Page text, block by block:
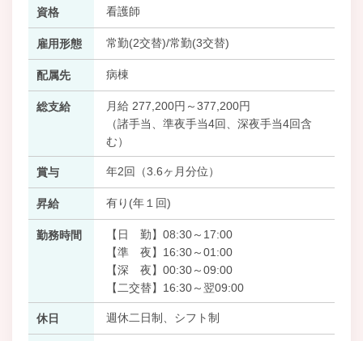
資格 看護師
雇用形態 常勤(2交替)/常勤(3交替)
配属先 病棟
総支給
月給 277,200円～377,200円
（諸手当、準夜手当4回、深夜手当4回含
む）
賞与 年2回（3.6ヶ月分位）
昇給 有り(年１回)
勤務時間
【日 勤】08:30～17:00
【準 夜】16:30～01:00
【深 夜】00:30～09:00
【二交替】16:30～翌09:00
休日 週休二日制、シフト制